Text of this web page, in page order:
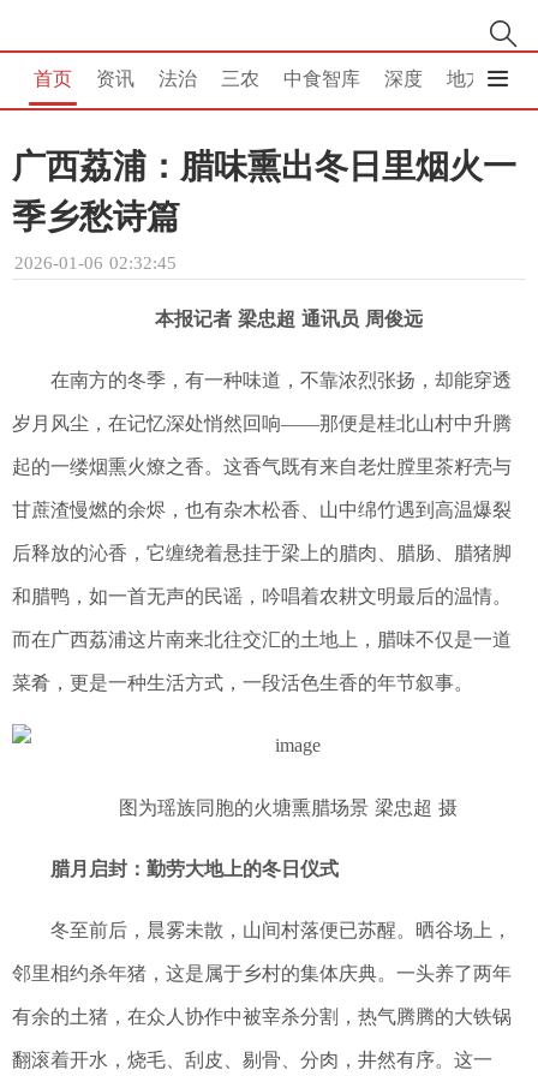
首页 资讯 法治 三农 中食智库 深度 地方
广西荔浦：腊味熏出冬日里烟火一
季乡愁诗篇
2026-01-06 02:32:45
本报记者 梁忠超 通讯员 周俊远
在南方的冬季，有一种味道，不靠浓烈张扬，却能穿透
岁月风尘，在记忆深处悄然回响——那便是桂北山村中升腾
起的一缕烟熏火燎之香。这香气既有来自老灶膛里茶籽壳与
甘蔗渣慢燃的余烬，也有杂木松香、山中绵竹遇到高温爆裂
后释放的沁香，它缠绕着悬挂于梁上的腊肉、腊肠、腊猪脚
和腊鸭，如一首无声的民谣，吟唱着农耕文明最后的温情。
而在广西荔浦这片南来北往交汇的土地上，腊味不仅是一道
菜肴，更是一种生活方式，一段活色生香的年节叙事。
图为瑶族同胞的火塘熏腊场景 梁忠超 摄
腊月启封：勤劳大地上的冬日仪式
冬至前后，晨雾未散，山间村落便已苏醒。晒谷场上，
邻里相约杀年猪，这是属于乡村的集体庆典。一头养了两年
有余的土猪，在众人协作中被宰杀分割，热气腾腾的大铁锅
翻滚着开水，烧毛、刮皮、剔骨、分肉，井然有序。这一